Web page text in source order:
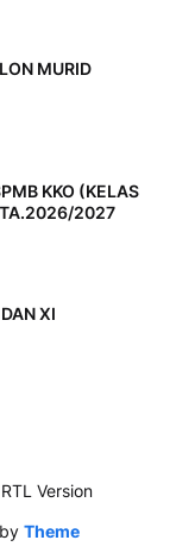
MURID
KKO (KELAS
TA.2026/2027
XI
Theme
RTL Version